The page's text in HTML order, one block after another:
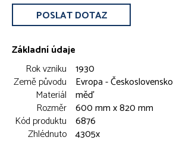
POSLAT DOTAZ
Základní údaje
Rok vzniku 1930
Země původu
Evropa - Československo
Materiál měď
Rozměr 600 mm x 820 mm
Kód produktu 6876
Zhlédnuto 4305x